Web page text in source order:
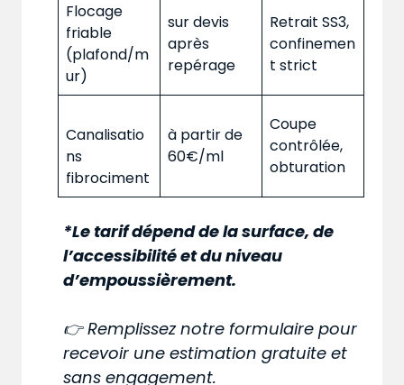
Flocage
friable
(plafond/m
ur)
sur devis
après
repérage
Retrait SS3,
confinemen
t strict
Canalisatio
ns
fibrociment
à partir de
60€/ml
Coupe
contrôlée,
obturation
*Le tarif dépend de la surface, de
l’accessibilité et du niveau
d’empoussièrement.
👉 Remplissez notre formulaire pour
recevoir une estimation gratuite et
sans engagement.